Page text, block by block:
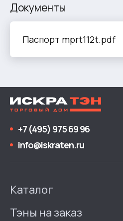
Документы
Паспорт mprt112t.pdf
+7 (495) 975 69 96
info@iskraten.ru
Каталог
Тэны на заказ